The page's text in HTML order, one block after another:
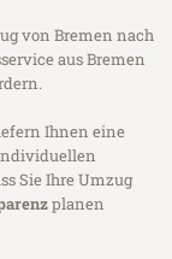
von Bremen nach
aus Bremen
Ihnen eine
Sie Ihre Umzug
planen